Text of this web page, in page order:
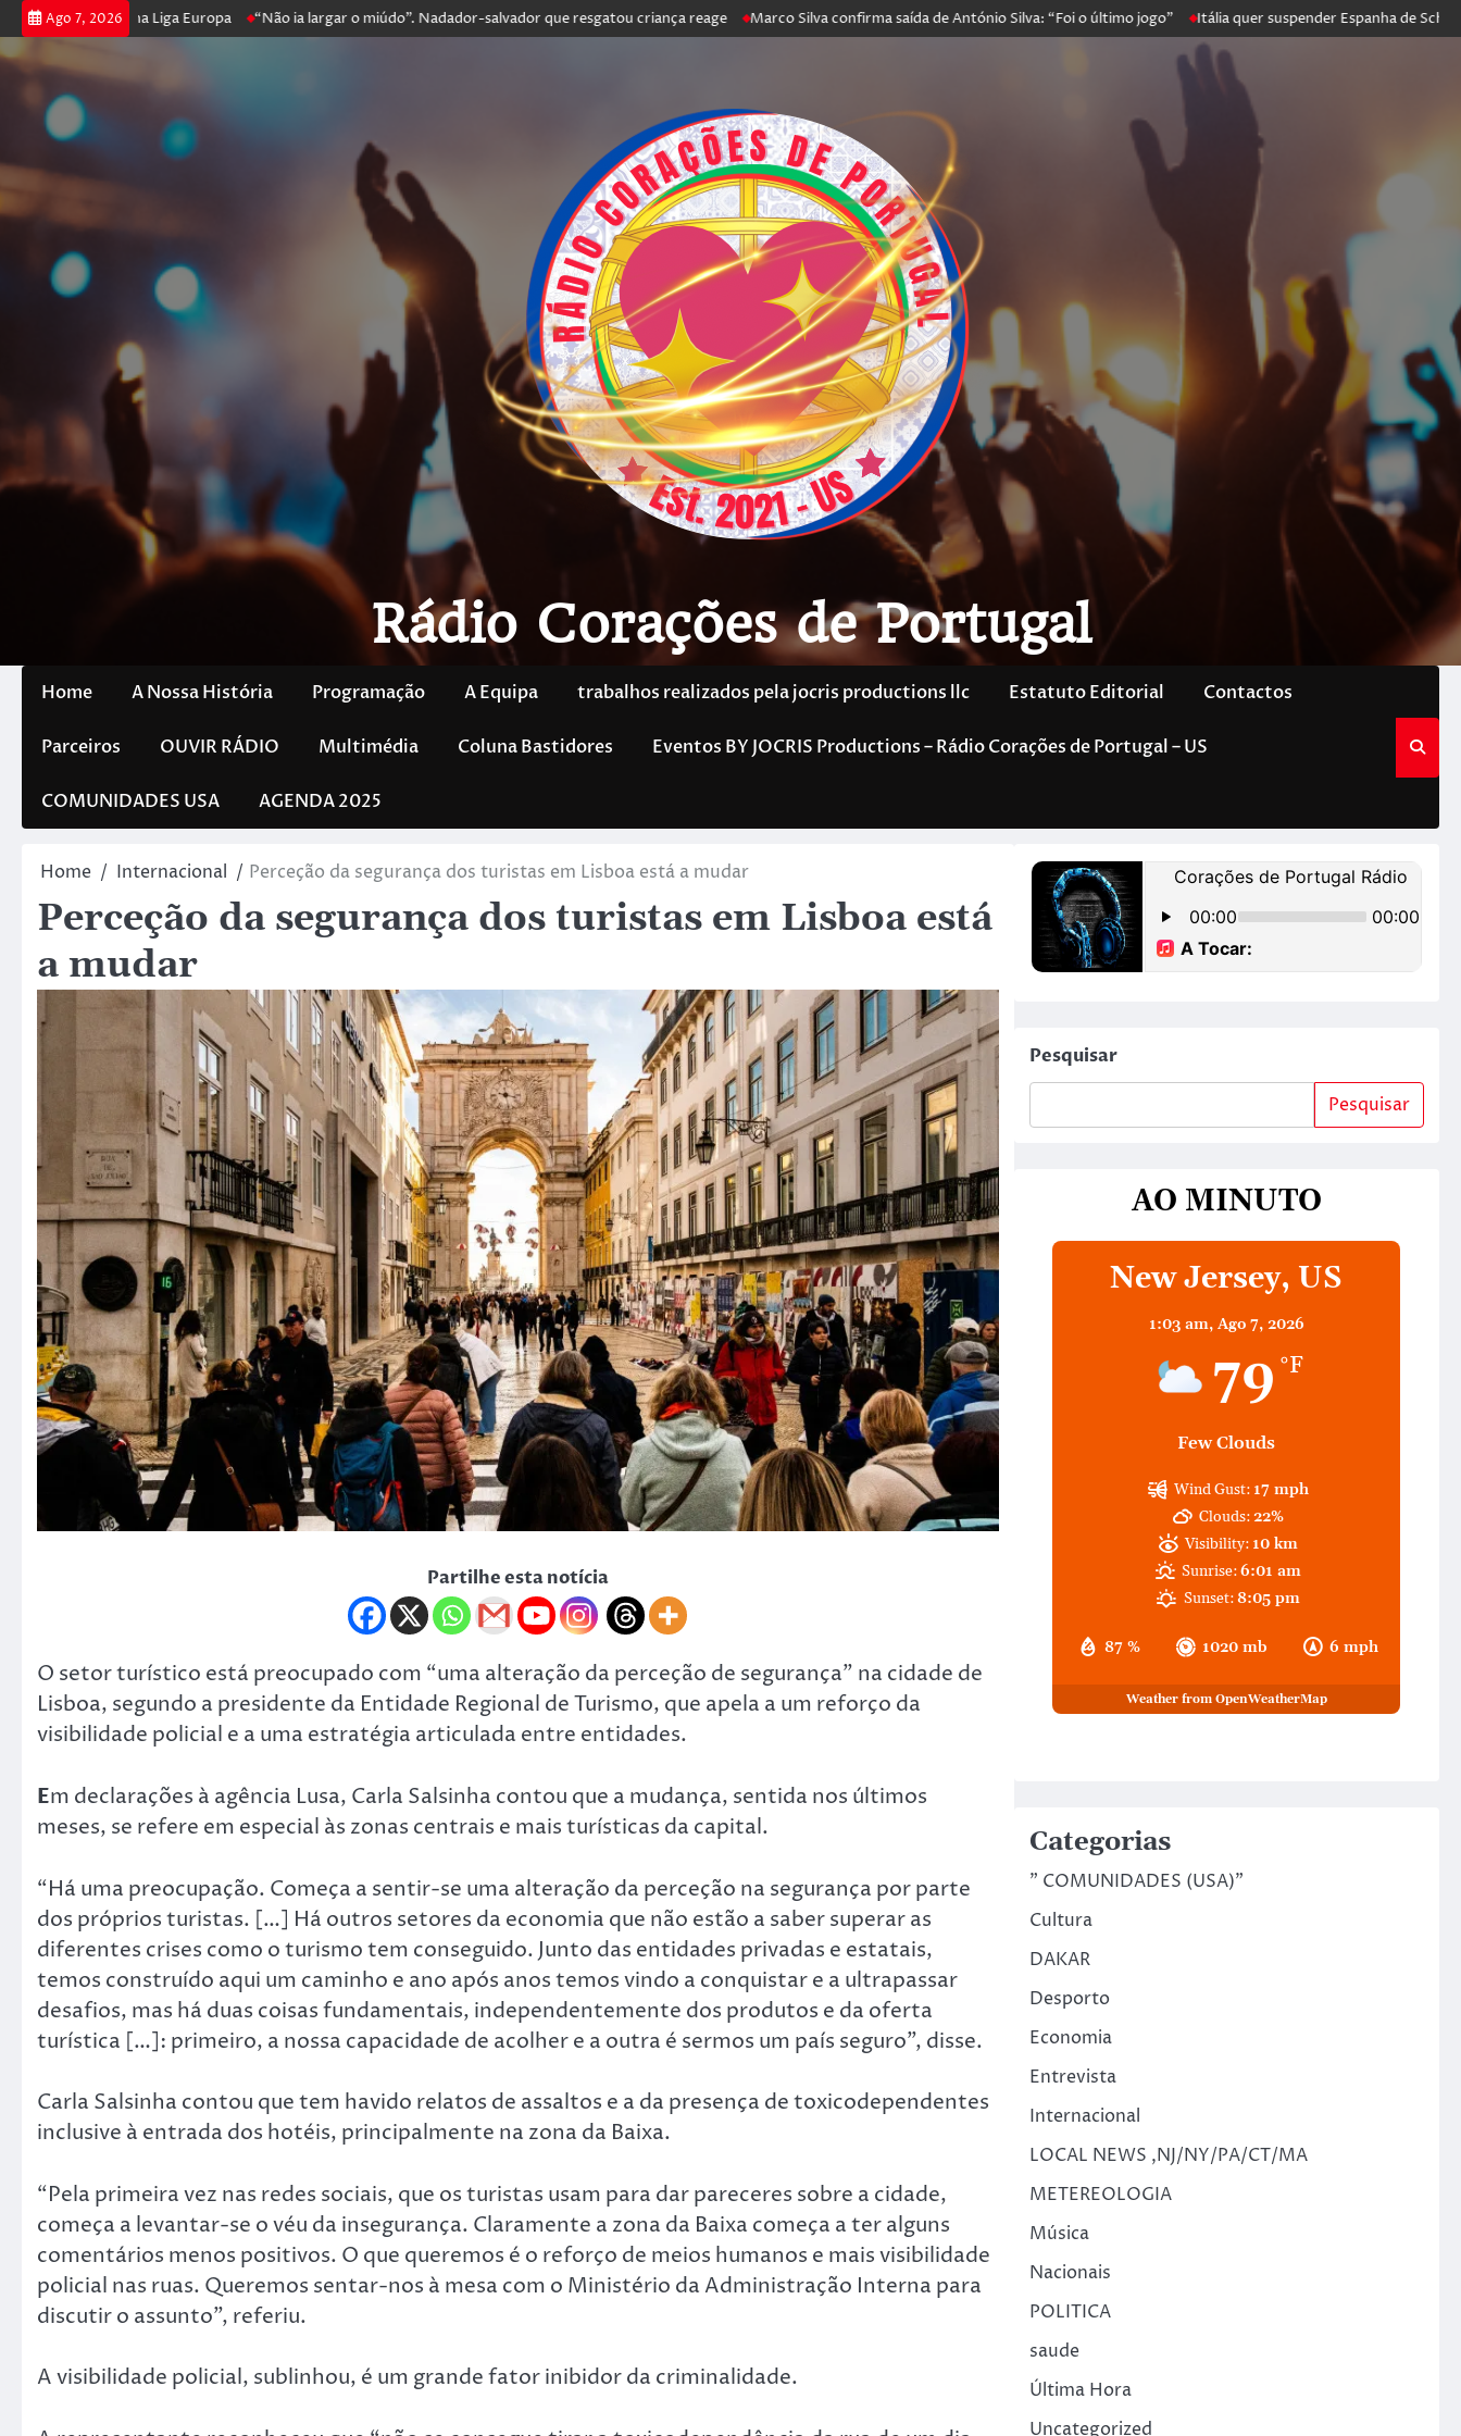
Ago 7, 2026
na Liga Europa “Não ia largar o miúdo”. Nadador-salvador que resgatou criança reage Marco Silva confirma saída de António Silva: “Foi o último jogo” Itália quer suspender Espanha de Schengen.
Rádio Corações de Portugal
Home A Nossa História Programação A Equipa trabalhos realizados pela jocris productions llc Estatuto Editorial Contactos
Parceiros OUVIR RÁDIO Multimédia Coluna Bastidores Eventos BY JOCRIS Productions – Rádio Corações de Portugal – US
COMUNIDADES USA AGENDA 2025
Home Internacional Perceção da segurança dos turistas em Lisboa está a mudar
Perceção da segurança dos turistas em Lisboa está
a mudar
Partilhe esta notícia
O setor turístico está preocupado com “uma alteração da perceção de segurança” na cidade de
Lisboa, segundo a presidente da Entidade Regional de Turismo, que apela a um reforço da
visibilidade policial e a uma estratégia articulada entre entidades.
Em declarações à agência Lusa, Carla Salsinha contou que a mudança, sentida nos últimos
meses, se refere em especial às zonas centrais e mais turísticas da capital.
“Há uma preocupação. Começa a sentir-se uma alteração da perceção na segurança por parte
dos próprios turistas. […] Há outros setores da economia que não estão a saber superar as
diferentes crises como o turismo tem conseguido. Junto das entidades privadas e estatais,
temos construído aqui um caminho e ano após anos temos vindo a conquistar e a ultrapassar
desafios, mas há duas coisas fundamentais, independentemente dos produtos e da oferta
turística […]: primeiro, a nossa capacidade de acolher e a outra é sermos um país seguro”, disse.
Carla Salsinha contou que tem havido relatos de assaltos e a da presença de toxicodependentes
inclusive à entrada dos hotéis, principalmente na zona da Baixa.
“Pela primeira vez nas redes sociais, que os turistas usam para dar pareceres sobre a cidade,
começa a levantar-se o véu da insegurança. Claramente a zona da Baixa começa a ter alguns
comentários menos positivos. O que queremos é o reforço de meios humanos e mais visibilidade
policial nas ruas. Queremos sentar-nos à mesa com o Ministério da Administração Interna para
discutir o assunto”, referiu.
A visibilidade policial, sublinhou, é um grande fator inibidor da criminalidade.
Pesquisar
Pesquisar
AO MINUTO
New Jersey, US
1:03 am, Ago 7, 2026
79 °F
Few Clouds
87 % 1020 mb 6 mph
Wind Gust: 17 mph
Clouds:22%
Visibility: 10 km
Sunrise:6:01 am
Sunset:8:05 pm
Weather from OpenWeatherMap
Categorias
" COMUNIDADES (USA)"
Cultura
DAKAR
Desporto
Economia
Entrevista
Internacional
LOCAL NEWS ,NJ/NY/PA/CT/MA
METEREOLOGIA
Música
Nacionais
POLITICA
saude
Última Hora
Uncategorized